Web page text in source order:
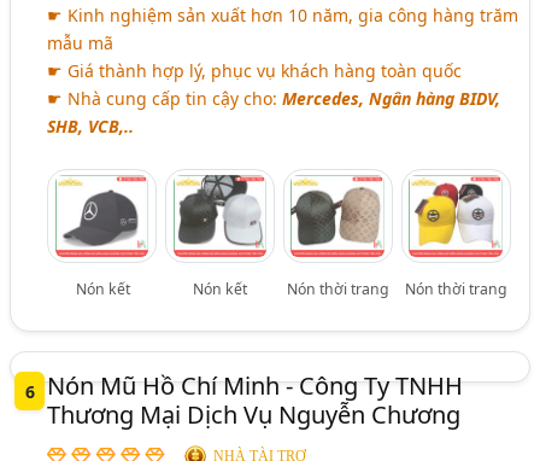
☛ Kinh nghiệm sản xuất hơn 10 năm, gia công hàng trăm
mẫu mã
☛ Giá thành hợp lý, phục vụ khách hàng toàn quốc
☛ Nhà cung cấp tin cậy cho:Mercedes, Ngân hàng BIDV,
SHB, VCB,..
Nón kết Nón kết Nón thời trang Nón thời trang
6 Nón Mũ Hồ Chí Minh - Công Ty TNHH
Thương Mại Dịch Vụ Nguyễn Chương
NHÀ TÀI TRỢ